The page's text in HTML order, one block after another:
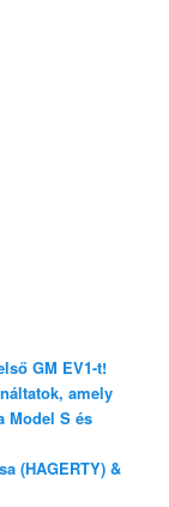
GM EV1-t!
amely
Model S és
(HAGERTY) &